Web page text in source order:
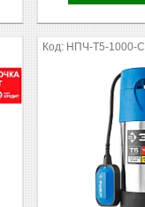
НПЧ-Т5-1000-С